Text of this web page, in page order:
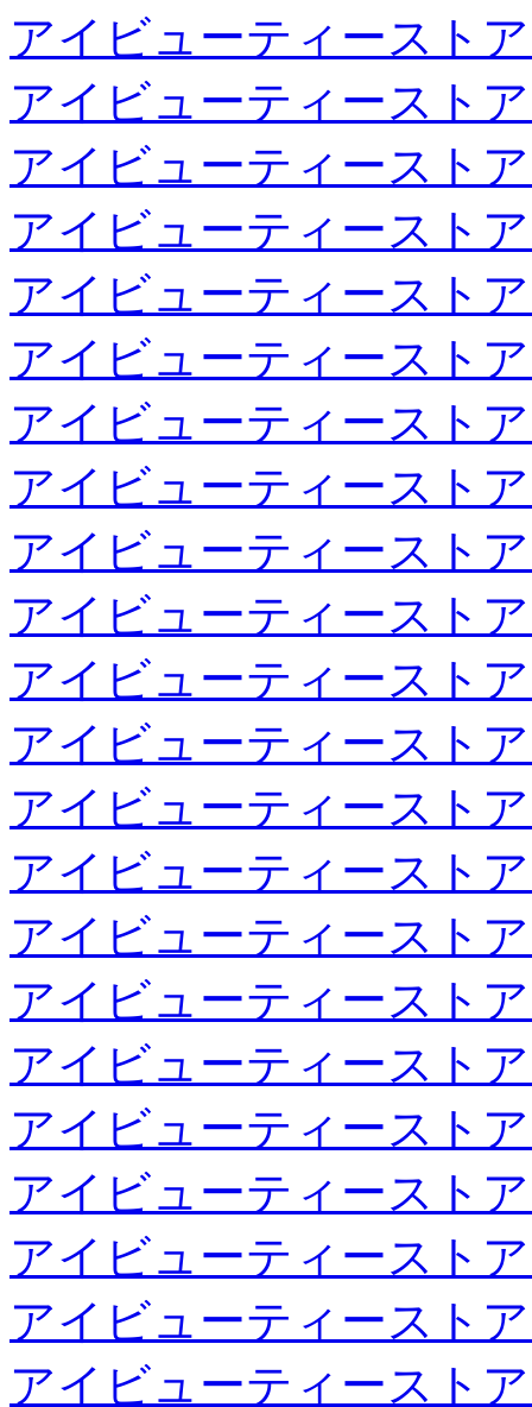
アイビューティースト
アイビューティースト
アイビューティースト
アイビューティースト
アイビューティースト
アイビューティースト
アイビューティースト
アイビューティースト
アイビューティースト
アイビューティースト
アイビューティースト
アイビューティースト
アイビューティースト
アイビューティースト
アイビューティースト
アイビューティースト
アイビューティースト
アイビューティースト
アイビューティースト
アイビューティースト
アイビューティースト
アイビューティースト